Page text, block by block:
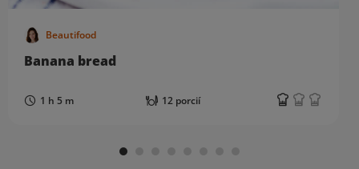
Beautifood
Banana bread
1 h 5 m 12 porcií